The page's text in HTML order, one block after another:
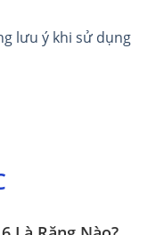
lưu ý khi sử dụng